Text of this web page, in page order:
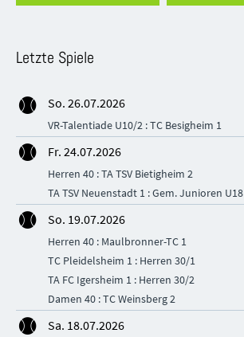
Letzte Spiele
So. 26.07.2026
VR-Talentiade U10/2 : TC Besigheim 1
Fr. 24.07.2026
Herren 40 : TA TSV Bietigheim 2
TA TSV Neuenstadt 1 : Gem. Junioren U18
So. 19.07.2026
Herren 40 : Maulbronner-TC 1
TC Pleidelsheim 1 : Herren 30/1
TA FC Igersheim 1 : Herren 30/2
Damen 40 : TC Weinsberg 2
Sa. 18.07.2026